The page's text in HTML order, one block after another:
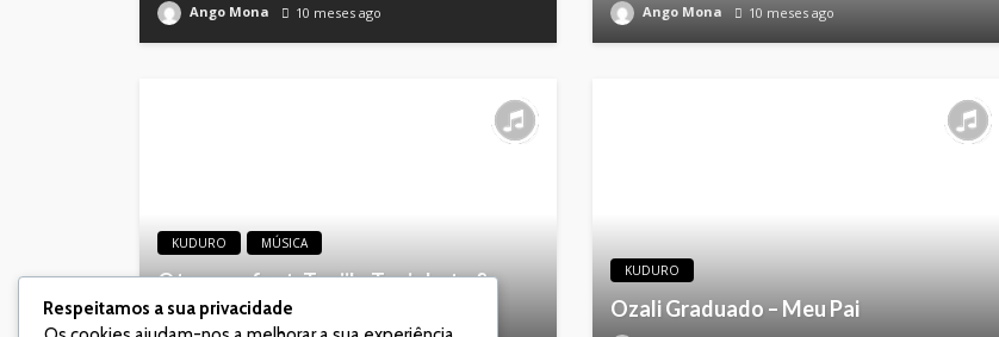
Ango Mona 10 meses ago Ango Mona 10 meses ago
KUDURO MÚSICA
Otawaza feat. Tunjila Tuajokota &
Masta-Py – Me Falaram Mal
KUDURO
Ozali Graduado – Meu Pai
Respeitamos a sua privacidade